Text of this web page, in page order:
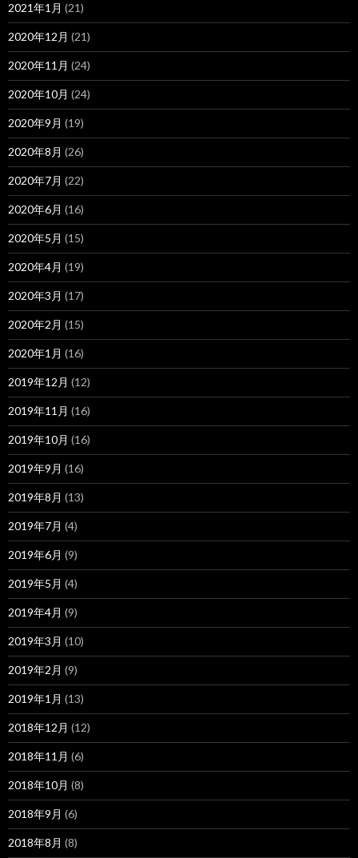
2021年1月 (21)
2020年12月 (21)
2020年11月 (24)
2020年10月 (24)
2020年9月 (19)
2020年8月 (26)
2020年7月 (22)
2020年6月 (16)
2020年5月 (15)
2020年4月 (19)
2020年3月 (17)
2020年2月 (15)
2020年1月 (16)
2019年12月 (12)
2019年11月 (16)
2019年10月 (16)
2019年9月 (16)
2019年8月 (13)
2019年7月 (4)
2019年6月 (9)
2019年5月 (4)
2019年4月 (9)
2019年3月 (10)
2019年2月 (9)
2019年1月 (13)
2018年12月 (12)
2018年11月 (6)
2018年10月 (8)
2018年9月 (6)
2018年8月 (8)